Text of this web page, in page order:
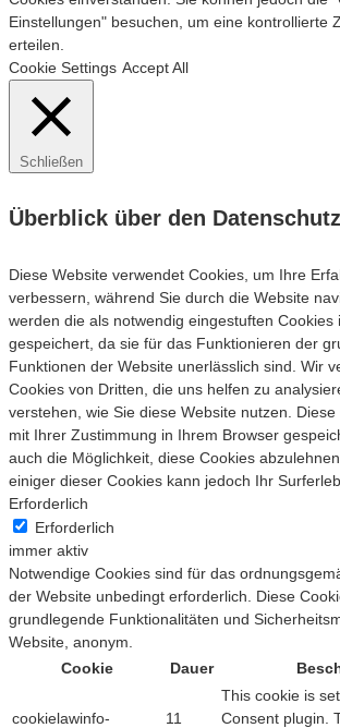
Einstellungen" besuchen, um eine kontrollierte
erteilen.
Cookie Settings Accept All
Schließen
Überblick über den Datenschutz
Diese Website verwendet Cookies, um Ihre
verbessern, während Sie durch die Website
werden die als notwendig eingestuften Cookies
gespeichert, da sie für das Funktionieren der
Funktionen der Website unerlässlich sind. Wir
Cookies von Dritten, die uns helfen zu
verstehen, wie Sie diese Website nutzen.
mit Ihrer Zustimmung in Ihrem Browser
auch die Möglichkeit, diese Cookies
einiger dieser Cookies kann jedoch Ihr
Erforderlich
Erforderlich
immer aktiv
Notwendige Cookies sind für das
der Website unbedingt erforderlich. Diese
grundlegende Funktionalitäten und
Website, anonym.
Cookie
Dauer
cookielawinfo-
11
This cookie is
Consent plugin.